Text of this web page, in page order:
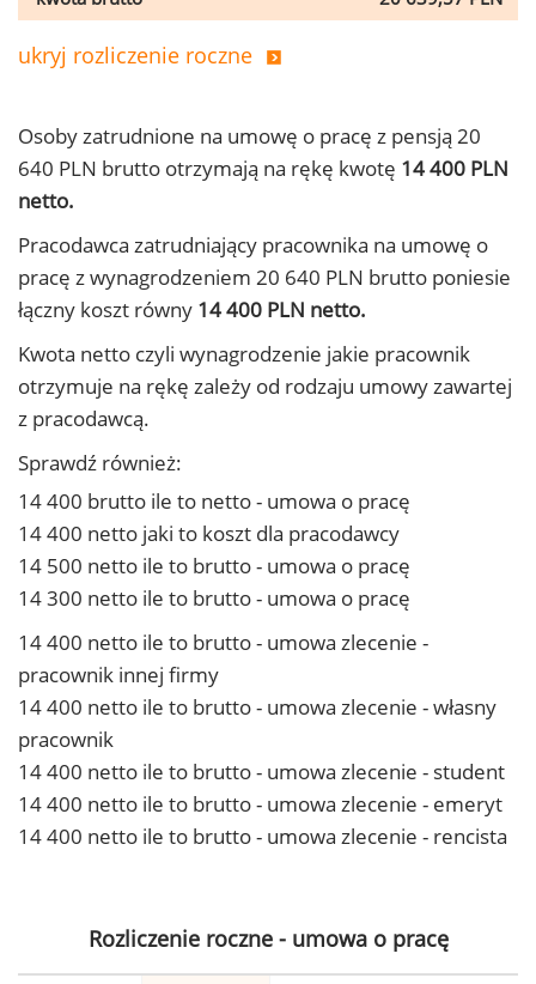
ukryj rozliczenie roczne
Osoby zatrudnione na umowę o pracę z pensją 20
640 PLN brutto otrzymają na rękę kwotę 14 400 PLN
netto.
Pracodawca zatrudniający pracownika na umowę o
pracę z wynagrodzeniem 20 640 PLN brutto poniesie
łączny koszt równy 14 400 PLN netto.
Kwota netto czyli wynagrodzenie jakie pracownik
otrzymuje na rękę zależy od rodzaju umowy zawartej
z pracodawcą.
Sprawdź również:
14 400 brutto ile to netto - umowa o pracę
14 400 netto jaki to koszt dla pracodawcy
14 500 netto ile to brutto - umowa o pracę
14 300 netto ile to brutto - umowa o pracę
14 400 netto ile to brutto - umowa zlecenie -
pracownik innej firmy
14 400 netto ile to brutto - umowa zlecenie - własny
pracownik
14 400 netto ile to brutto - umowa zlecenie - student
14 400 netto ile to brutto - umowa zlecenie - emeryt
14 400 netto ile to brutto - umowa zlecenie - rencista
Rozliczenie roczne - umowa o pracę